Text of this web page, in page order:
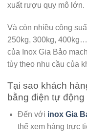
xuất rượu quy mô lớn.
Và còn nhiều công
250kg, 300kg,
của Inox Gia Bảo
tùy theo nhu cầu của
Tại sao khách
bằng điện tự
Đến với inox Gia
thể xem hàng trực